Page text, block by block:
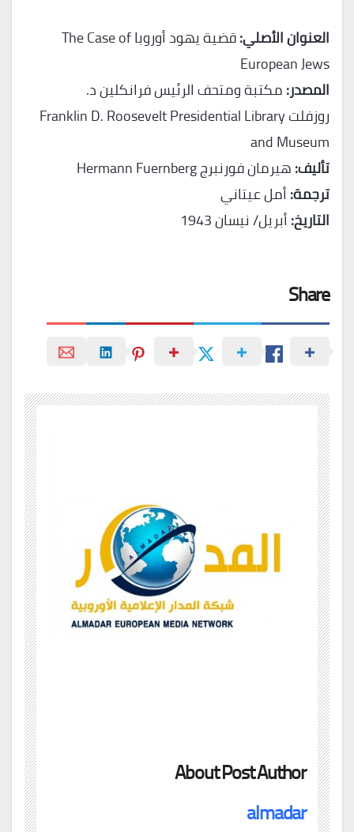
العنوان الأصلي:
قضية يهود أوروبا The Case of
European Jews
المصدر:مكتبة ومتحف الرئيس فرانكلين د.
روزفلت Franklin D. Roosevelt Presidential Library
and Museum
تأليف:هيرمان فورنبرج Hermann Fuernberg
ترجمة:أمل عيتاني
التاريخ:أبريل/ نيسان 1943
Share
About Post Author
almadar